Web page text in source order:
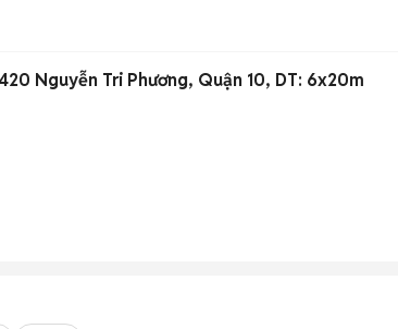
Nguyễn Tri Phương, Quận 10, DT: 6x20m